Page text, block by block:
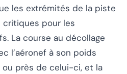
les extrémités de la piste
critiques pour les
La course au décollage
l’aéronef à son poids
ou près de celui-ci, et la